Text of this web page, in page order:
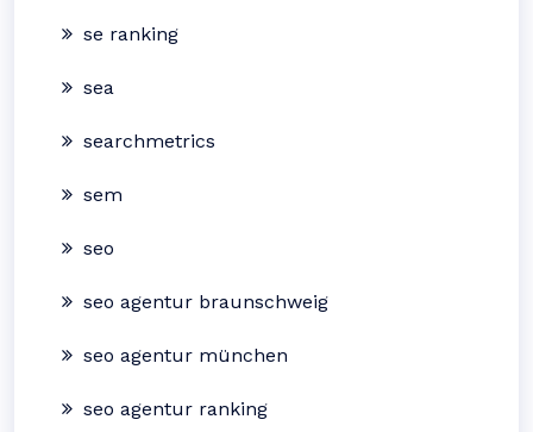
se ranking
sea
searchmetrics
sem
seo
seo agentur braunschweig
seo agentur münchen
seo agentur ranking